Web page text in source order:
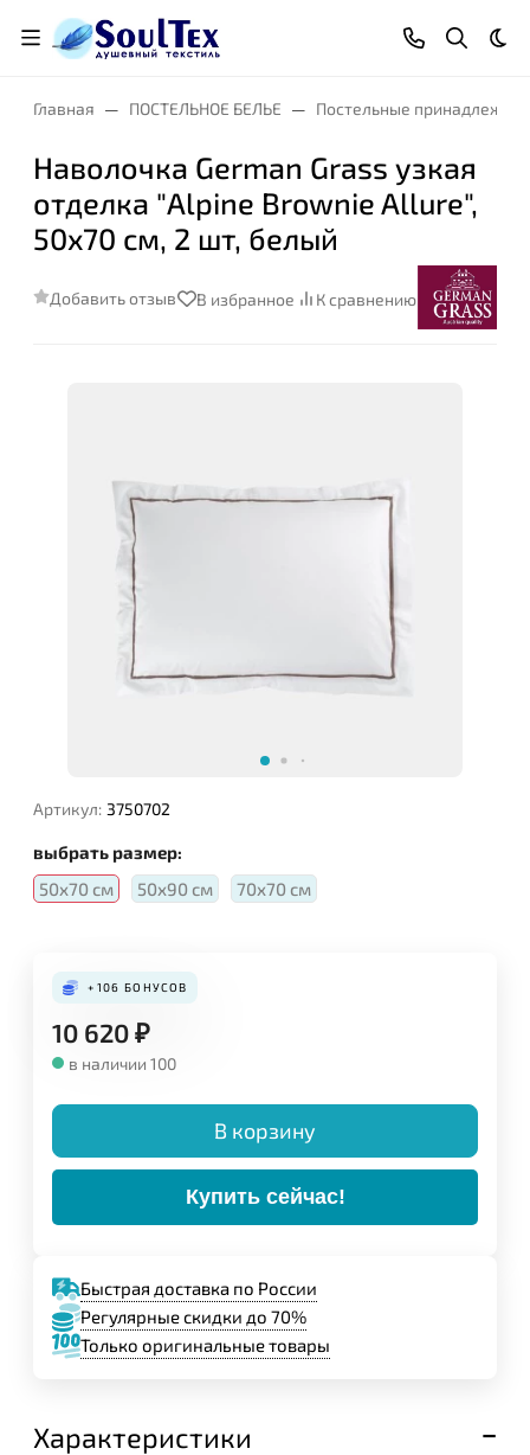
Главная ПОСТЕЛЬНОЕ БЕЛЬЕ Постельные
Наволочка German Grass узкая
отделка "Alpine Brownie Allure",
50x70 см, 2 шт, белый
Добавить отзыв В избранное К сравнению
Артикул: 3750702
выбрать размер:
50х70 см
50х90 см 70х70 см
+106 БОНУСОВ
10 620₽
в наличии 100
В корзину
Купить сейчас!
Быстрая доставка по России
Регулярные скидки до 70%
Только оригинальные товары
Характеристики